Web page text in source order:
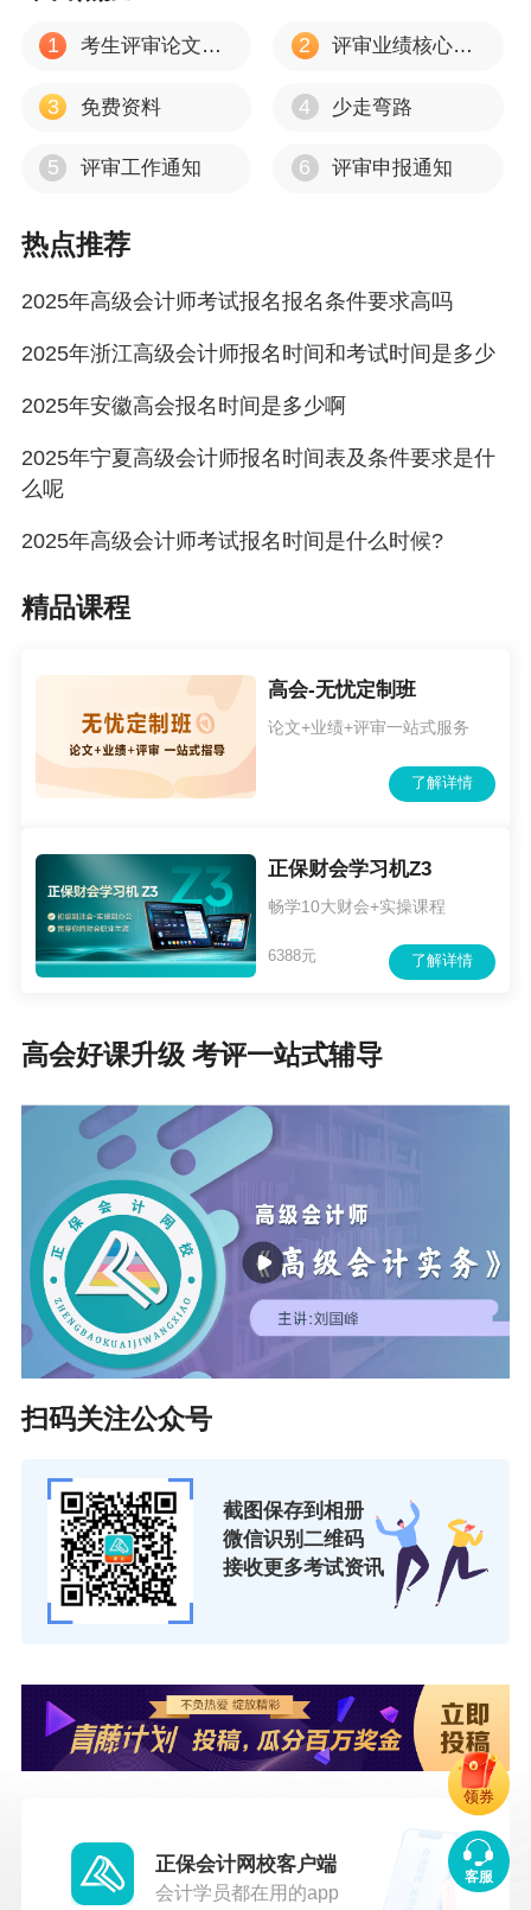
毕业或大学本科学历或学士学位，取得会计师职
称后，从事与会计师职责相关工作满5年。
3.具备博士学位，取得会计师职称后，从事
（五）本通知“一、考试报名”（二）中所述技
学位，是指经国务院教育行政部门认可的学历或
学位。
（六）本通知所述有关会计工作年限，截止
日期为2024年12月31日；在校生利用业余时间勤
工助学不视为正式从事会计工作，相应时间不计
取得规定学历前后从事会计工作时间的总和。
化原则在其工作单位所在地报名；符合报名条件
的在校学生，在其学籍所在地报名；符合报名条
件的其他人员，在其户籍所在地或居住地报名。
照就近方便原则在内地报名。有工作单位的，在
其工作单位所在地报名；为在校学生的，在其学
籍所在地报名。
参加考试。
（八）审核报考人员报名条件时，报考人员
应提交学历或学位证书或相关专业技术资格证
书、居民身份证明（香港、澳门、台湾居民应提
交本人有效身份证明）等材料。
二、考试科目
（一）初级资格考试科目包括《初级会计实
务》、《经济法基础》。
（二）中级资格考试科目包括《中级会计实
（三）高级资格考试科目包括《高级会计实
务》。
参加初级资格考试的人员，在1个考试年度内
参加中级资格考试的人员，应在连续2个考试年度
内通过全部科目的考试，方可取得中级资格证
书；参加高级资格考试并达到国家合格标准的人
员，在“全国会计资格评价网”自行下载打印考试成
绩合格单，3年内参加高级会计师资格评审有效。
三、考试大纲
1 考生评审论文建议 2 评审业绩核心资料
3 免费资料 4 少走弯路
5 评审工作通知 6 评审申报通知
热点推荐
2025年高级会计师考试报名报名条件要求高吗
2025年浙江高级会计师报名时间和考试时间是多少
2025年安徽高会报名时间是多少啊
2025年宁夏高级会计师报名时间表及条件要求是什
么呢
2025年高级会计师考试报名时间是什么时候?
精品课程
高会-无忧定制班
论文+业绩+评审一站式服务
了解详情
正保财会学习机Z3
畅学10大财会+实操课程
了解详情
6388元
高会好课升级 考评一站式辅导
扫码关注公众号
截图保存到相册
微信识别二维码
接收更多考试资讯
正保会计网校客户端
会计学员都在用的app
客服
领券